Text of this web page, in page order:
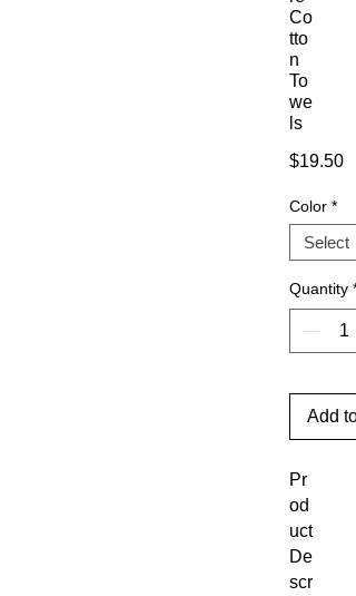
Co
tto
n
To
we
ls
$19.50
Color *
Quantity *
Add
Pr
od
uct
De
scr